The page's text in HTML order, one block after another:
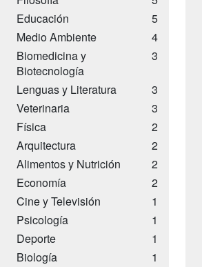
Educación
5
Medio Ambiente
4
Biomedicina y
Biotecnología
3
Lenguas y Literatura
3
Veterinaria
3
Física
2
Arquitectura
2
Alimentos y Nutrición
2
Economía
2
Cine y Televisión
1
Psicología
1
Deporte
1
Biología
1